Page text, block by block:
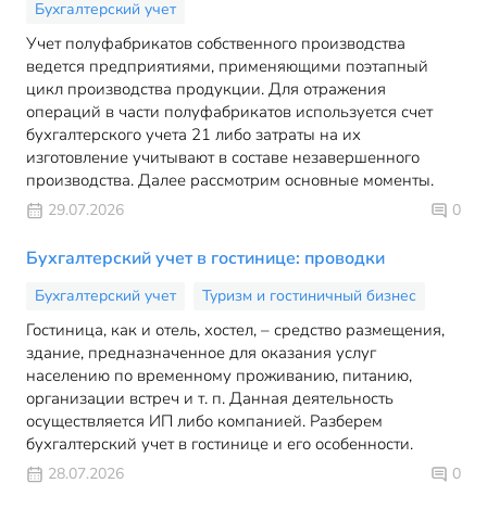
Бухгалтерский учет
Учет полуфабрикатов собственного производства
ведется предприятиями, применяющими поэтапный
цикл производства продукции. Для отражения
операций в части полуфабрикатов используется счет
бухгалтерского учета 21 либо затраты на их
изготовление учитывают в составе незавершенного
производства. Далее рассмотрим основные моменты.
29.07.2026 0
Бухгалтерский учет в гостинице: проводки
Бухгалтерский учет Туризм и гостиничный бизнес
Гостиница, как и отель, хостел, – средство размещения,
здание, предназначенное для оказания услуг
населению по временному проживанию, питанию,
организации встреч и т. п. Данная деятельность
осуществляется ИП либо компанией. Разберем
бухгалтерский учет в гостинице и его особенности.
28.07.2026 0